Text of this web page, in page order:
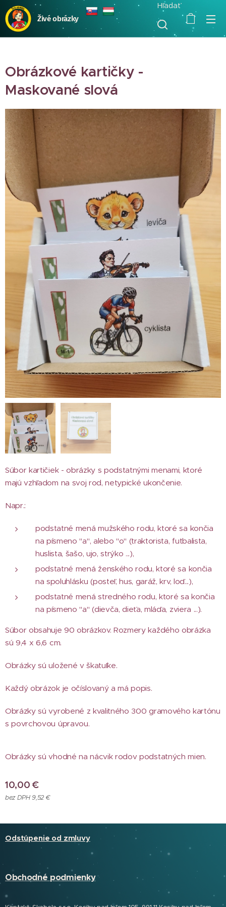
Živé obrázky
Hľadať
Obrázkové kartičky -
Maskované slová
Súbor kartičiek - obrázky s podstatnými menami, ktoré
majú vzhľadom na svoj rod, netypické ukončenie.
Napr.:
podstatné mená mužského rodu, ktoré sa končia
na písmeno "a", alebo "o" (traktorista, futbalista,
huslista, šašo, ujo, strýko ...),
podstatné mená ženského rodu, ktoré sa končia
na spoluhlásku (posteľ, hus, garáž, krv, loď...),
podstatné mená stredného rodu, ktoré sa končia
na písmeno "a" (dievča, dieťa, mláďa, zviera ...).
Súbor obsahuje 90 obrázkov. Rozmery každého obrázka
sú 9,4 x 6,6 cm.
Obrázky sú uložené v škatuľke.
Každý obrázok je očíslovaný a má popis.
Obrázky sú vyrobené z kvalitného 300 gramového kartónu
s povrchovou úpravou.
Obrázky sú vhodné na nácvik rodov podstatných mien.
10,00 €
bez DPH 9,52 €
Odstúpenie od zmluvy
Obchodné podmienky